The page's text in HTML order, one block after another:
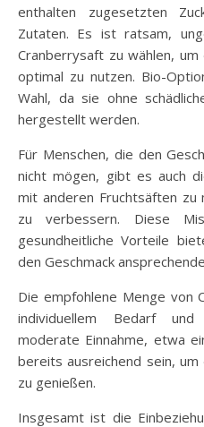
enthalten zugesetzten
Zutaten. Es ist ratsam,
Cranberrysaft zu wählen,
optimal zu nutzen. Bio-
Wahl, da sie ohne
hergestellt werden.
Für Menschen, die den
nicht mögen, gibt es auch
mit anderen Fruchtsäften zu
zu verbessern. Diese
gesundheitliche Vorteile
den Geschmack
Die empfohlene Menge von
individuellem Bedarf und
moderate Einnahme, etwa
bereits ausreichend sein,
zu genießen.
Insgesamt ist die